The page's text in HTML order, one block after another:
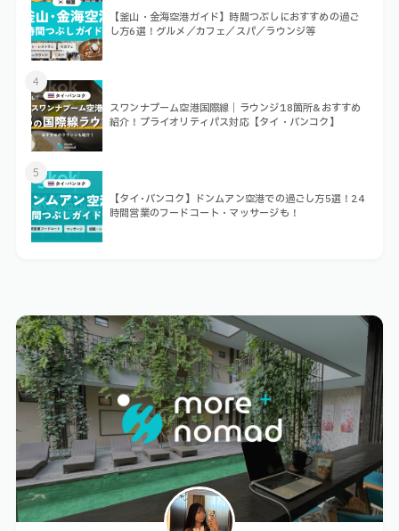
【釜山・金海空港ガイド】時間つぶしにおすすめの過ご
し方6選！グルメ／カフェ／スパ／ラウンジ等
4
スワンナプーム空港国際線｜ラウンジ18箇所&おすすめ
紹介！プライオリティパス対応【タイ・バンコク】
5
【タイ･バンコク】ドンムアン空港での過ごし方5選！24
時間営業のフードコート・マッサージも！